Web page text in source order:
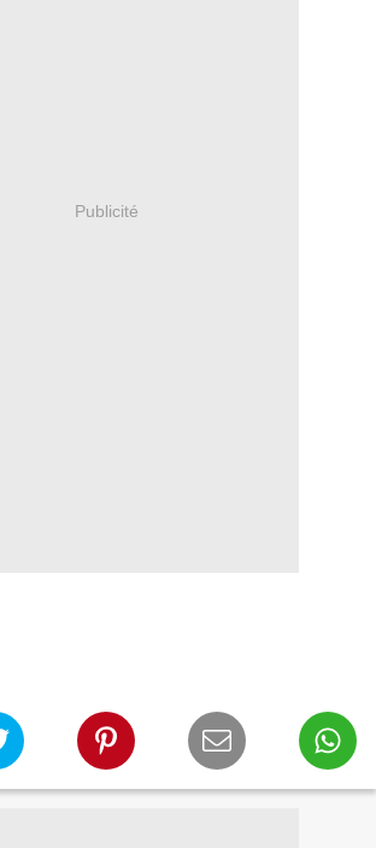
Publicité